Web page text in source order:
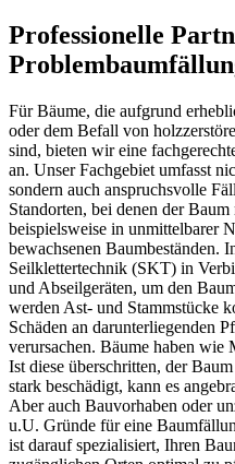
Professionelle
Für Bäume, die aufgrund
oder dem Befall von
sind, bieten wir eine
an. Unser Fachgebiet umfasst
sondern auch anspruchsvolle
Standorten, bei denen der
beispielsweise in unmittelbarer
bewachsenen Baumbeständen.
Seilklettertechnik (SKT) in
und Abseilgeräten, um den
werden Ast- und Stammstücke
Schäden an darunterliegenden
verursachen. Bäume haben wie
Ist diese überschritten, der
stark beschädigt, kann es
Aber auch Bauvorhaben oder
u.U. Gründe für eine
ist darauf spezialisiert, Ihren